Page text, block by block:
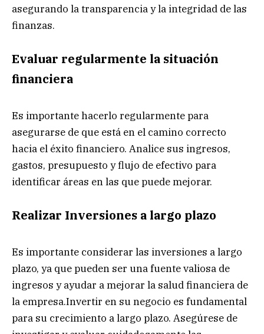
asegurando la transparencia y la integridad de las
finanzas.
Evaluar regularmente la situación
financiera
Es importante hacerlo regularmente para
asegurarse de que está en el camino correcto
hacia el éxito financiero. Analice sus ingresos,
gastos, presupuesto y flujo de efectivo para
identificar áreas en las que puede mejorar.
Realizar Inversiones a largo plazo
Es importante considerar las inversiones a largo
plazo, ya que pueden ser una fuente valiosa de
ingresos y ayudar a mejorar la salud financiera de
la empresa.Invertir en su negocio es fundamental
para su crecimiento a largo plazo. Asegúrese de